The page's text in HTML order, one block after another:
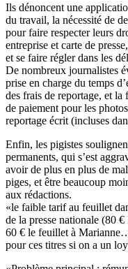
Ils dénoncent une
du travail, la nécessité de
pour faire respecter leurs
entreprise et carte de
et se faire régler dans les
De nombreux journalistes
prise en charge du temps
des frais de reportage, et la
de paiement pour les
reportage écrit (incluses
Enfin, les pigistes
permanents, qui s’est
avoir de plus en plus de
piges, et être beaucoup
aux rédactions.
«le faible tarif au feuillet
de la presse nationale (80
60 € le feuillet à
pour ces titres si on a un